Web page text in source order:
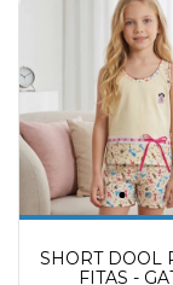
SHORT DOOL
FITAS -